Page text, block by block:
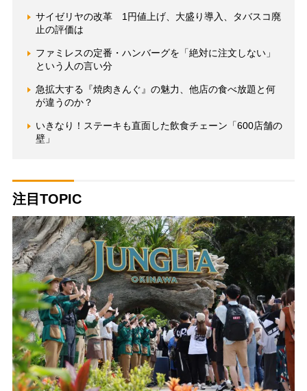
サイゼリヤの改革 1円値上げ、大盛り導入、タバスコ廃
止の評価は
ファミレスの定番・ハンバーグを「絶対に注文しない」
という人の言い分
急拡大する『焼肉きんぐ』の魅力、他店の食べ放題と何
が違うのか？
いきなり！ステーキも直面した飲食チェーン「600店舗の
壁」
注目TOPIC